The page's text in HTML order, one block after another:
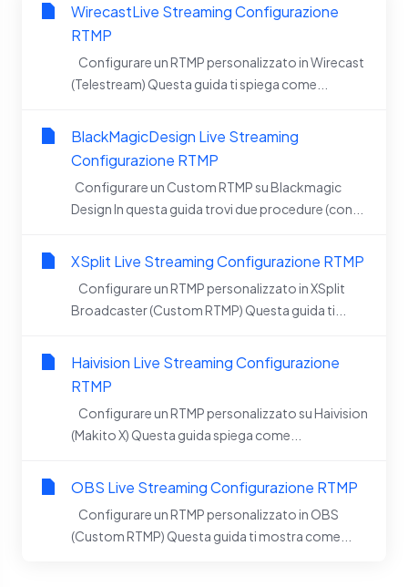
WirecastLive Streaming Configurazione
RTMP
Configurare un RTMP personalizzato in Wirecast
(Telestream) Questa guida ti spiega come...
BlackMagicDesign Live Streaming
Configurazione RTMP
Configurare un Custom RTMP su Blackmagic
Design In questa guida trovi due procedure (con...
XSplit Live Streaming Configurazione RTMP
Configurare un RTMP personalizzato in XSplit
Broadcaster (Custom RTMP) Questa guida ti...
Haivision Live Streaming Configurazione
RTMP
Configurare un RTMP personalizzato su Haivision
(Makito X) Questa guida spiega come...
OBS Live Streaming Configurazione RTMP
Configurare un RTMP personalizzato in OBS
(Custom RTMP) Questa guida ti mostra come...